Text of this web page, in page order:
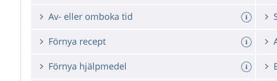
Av- eller omboka tid
Förnya recept
Förnya hjälpmedel